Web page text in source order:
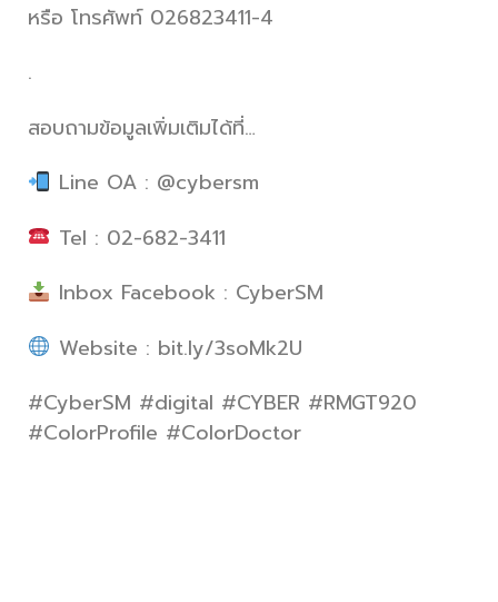
หรือ โทรศัพท์ 026823411-4
.
สอบถามข้อมูลเพิ่มเติมได้ที่…
Line OA : @cybersm
Tel : 02-682-3411
Inbox Facebook : CyberSM
Website : bit.ly/3soMk2U
#CyberSM #digital #CYBER #RMGT920
#ColorProfile #ColorDoctor